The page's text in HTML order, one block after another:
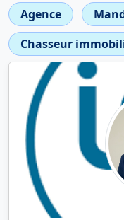
Agence
Chasseur